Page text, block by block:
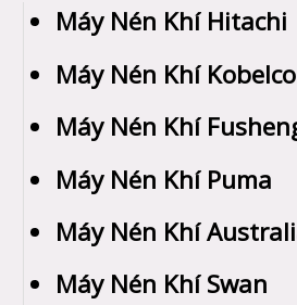
Máy Nén Khí Hitachi
Máy Nén Khí Kobelco
Máy Nén Khí
Máy Nén Khí Puma
Máy Nén Khí
Máy Nén Khí Swan